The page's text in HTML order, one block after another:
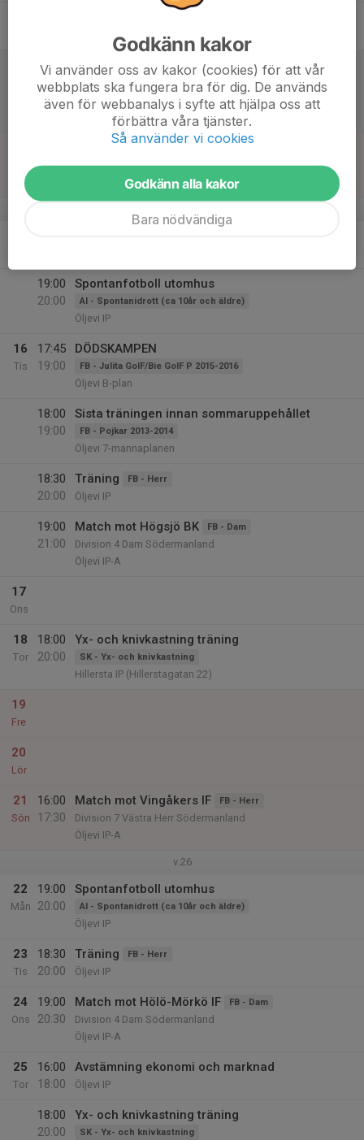
10:00
11:15
Match mot Triangelns IK P2015 Grön
FB - Julita GoIF/Bie GoIF P 2015-2016
P10-11 år
Mesta IP
17:30
Match mot Valla IF
Division 7 Västra Herr Södermanland
19:00
20:00
Spontanfotboll utomhus
AI - Spontanidrott (ca 10år och äldre)
Öljevi IP
16
Tis
17:45
19:00
DÖDSKAMPEN
FB - Julita GoIF/Bie GoIF P 2015-2016
Öljevi B-plan
18:00
19:00
Sista träningen innan sommaruppehållet
FB - Pojkar 2013-2014
Öljevi 7-mannaplanen
18:30
20:00
Träning FB - Herr
Öljevi IP
19:00
21:00
Match mot Högsjö BK FB - Dam
Division 4 Dam Södermanland
Öljevi IP-A
17
Ons
18
Tor
18:00
20:00
Yx- och knivkastning träning
SK - Yx- och knivkastning
Hillersta IP (Hillerstagatan 22)
19
Fre
20
Lör
21
Sön
16:00
17:30
Match mot Vingåkers IF FB - Herr
Division 7 Västra Herr Södermanland
Öljevi IP-A
v.26
22
Mån
19:00
20:00
Spontanfotboll utomhus
AI - Spontanidrott (ca 10år och äldre)
Öljevi IP
23
Tis
18:30
20:00
Träning FB - Herr
Öljevi IP
24
Ons
19:00
20:30
Match mot Hölö-Mörkö IF FB - Dam
Division 4 Dam Södermanland
Öljevi IP-A
25
Tor
16:00
18:00
Avstämning ekonomi och marknad
Öljevi IP
18:00
20:00
Yx- och knivkastning träning
SK - Yx- och knivkastning
Godkänn kakor
Vi använder oss av kakor (cookies) för att vår
webbplats ska fungera bra för dig. De används
även för webbanalys i syfte att hjälpa oss att
förbättra våra tjänster.
Så använder vi cookies
Godkänn alla kakor
Bara nödvändiga